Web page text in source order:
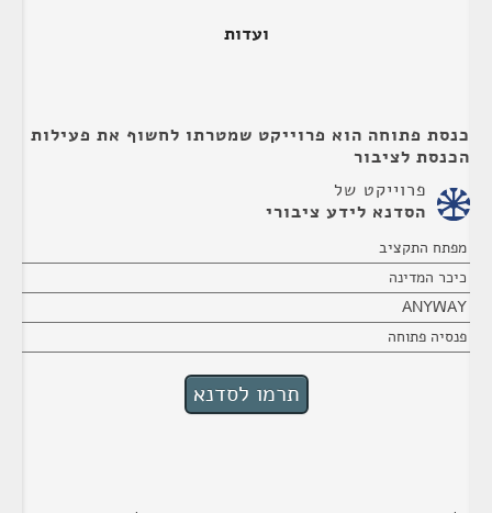
ועדות
כנסת פתוחה הוא פרוייקט שמטרתו לחשוף את פעילות
הכנסת לציבור
פרוייקט של
הסדנא לידע ציבורי
מפתח התקציב
כיכר המדינה
ANYWAY
פנסיה פתוחה